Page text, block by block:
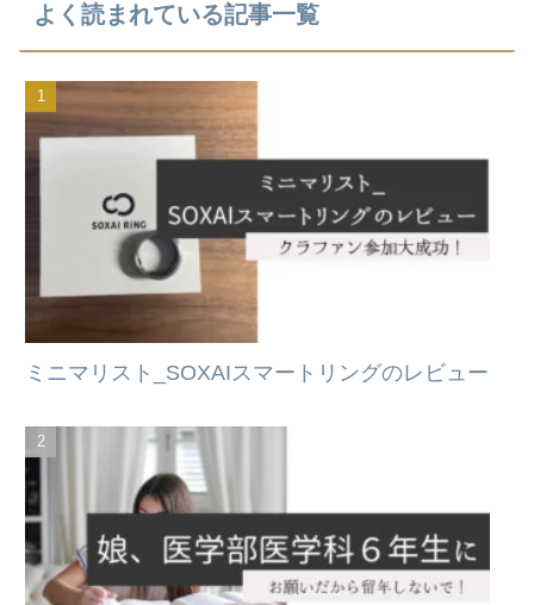
よく読まれている記事一覧
ミニマリスト_SOXAIスマートリングのレビュー